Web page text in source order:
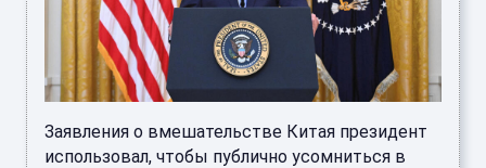
Заявления о вмешательстве Китая президент
использовал, чтобы публично усомниться в